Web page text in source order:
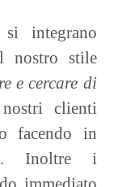
si integrano
nostro stile
e cercare di
clienti
facendo in
Inoltre i